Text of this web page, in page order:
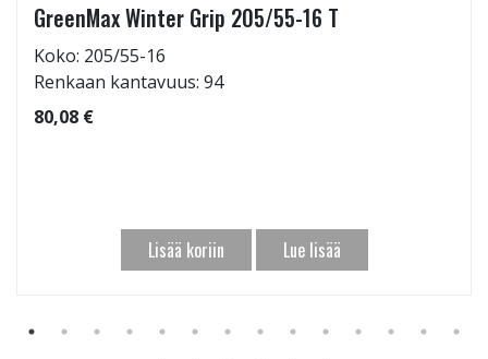
GreenMax Winter Grip 205/55-16 T
Koko: 205/55-16
Renkaan kantavuus: 94
80,08 €
Lisää koriin Lue lisää